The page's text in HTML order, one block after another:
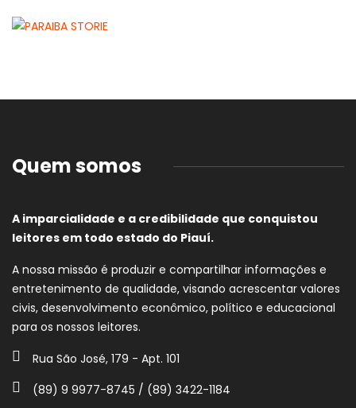
Quem somos
A imparcialidade e a credibilidade que conquistou
leitores em todo estado do Piauí.
A nossa missão é produzir e compartilhar informações e
entretenimento de qualidade, visando acrescentar valores
civis, desenvolvimento econômico, político e educacional
para os nossos leitores.
Rua São José, 179 - Apt. 101
(89) 9 9977-8745 / (89) 3422-1184